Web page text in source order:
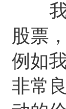
我
股票
例如
非常